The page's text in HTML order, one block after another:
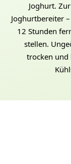
Joghurt.
Joghurtbereiter
12 Stunden
stellen.
trocken und